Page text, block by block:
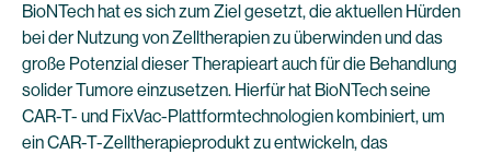
BioNTech hat es sich zum Ziel gesetzt, die aktuellen Hürden
bei der Nutzung von Zelltherapien zu überwinden und das
große Potenzial dieser Therapieart auch für die Behandlung
solider Tumore einzusetzen. Hierfür hat BioNTech seine
CAR-T- und FixVac-Plattformtechnologien kombiniert, um
ein CAR-T-Zelltherapieprodukt zu entwickeln, das